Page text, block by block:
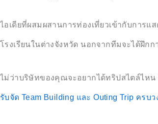
ไอเดียที่ผสมผสานการท่องเที่ยวเข้ากับการ
โรงเรียนในต่างจังหวัด นอกจากทีมจะได้ฝึก
ไม่ว่าบริษัทของคุณจะอยากได้ทริปสไตล์ไห
รับจัด Team Building และ Outing Trip ครบว